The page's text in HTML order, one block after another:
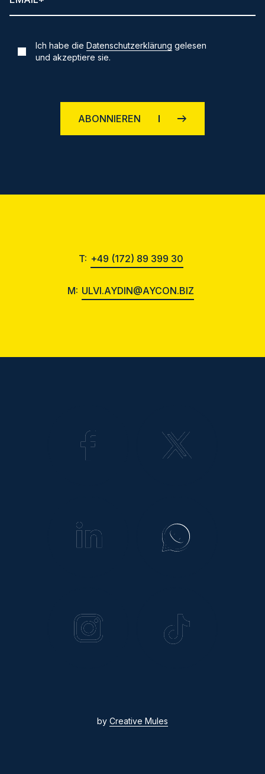
Ich habe dieDatenschutzerklärung gelesen
und akzeptiere sie.
ABONNIEREN
T: +49 (172) 89 399 30
M: ULVI.AYDIN@AYCON.BIZ
by Creative Mules